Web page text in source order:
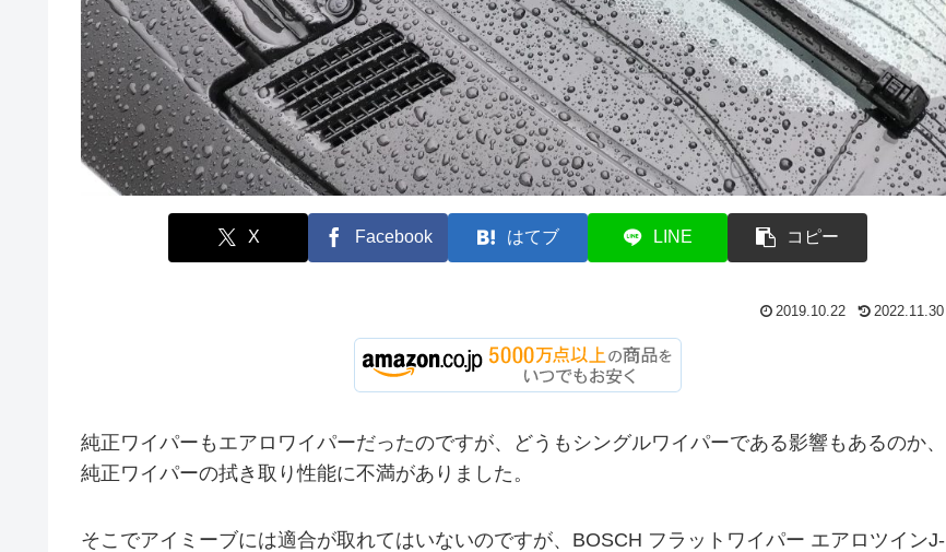
X Facebook はてブ LINE コピー
2019.10.22 2022.11.30
純正ワイパーもエアロワイパーだったのですが、どうもシングルワイパーである影響もあるのか、
純正ワイパーの拭き取り性能に不満がありました。
そこでアイミーブには適合が取れてはいないのですが、BOSCH フラットワイパー エアロツインJ-